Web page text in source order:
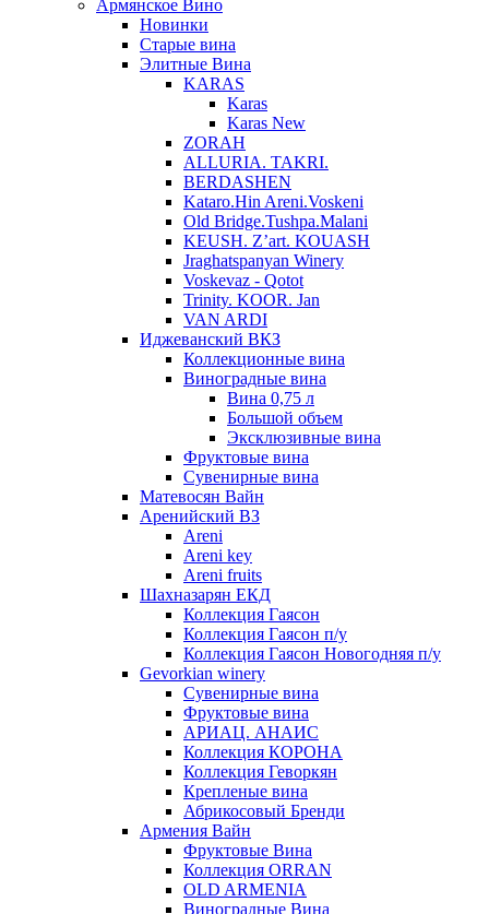
Армянское Вино
Новинки
Старые вина
Элитные Вина
KARAS
Karas
Karas New
ZORAH
ALLURIA. TAKRI.
BERDASHEN
Kataro.Hin Areni.Voskeni
Old Bridge.Tushpa.Malani
KEUSH. Z’art. KOUASH
Jraghatspanyan Winery
Voskevaz - Qotot
Trinity. KOOR. Jan
VAN ARDI
Иджеванский ВКЗ
Коллекционные вина
Виноградные вина
Вина 0,75 л
Большой объем
Эксклюзивные вина
Фруктовые вина
Cувенирные вина
Матевосян Вайн
Аренийский ВЗ
Areni
Areni key
Areni fruits
Шахназарян ЕКД
Коллекция Гаясон
Коллекция Гаясон п/у
Коллекция Гаясон Новогодняя п/у
Gevorkian winery
Сувенирные вина
Фруктовые вина
АРИАЦ. АНАИС
Коллекция КОРОНА
Коллекция Геворкян
Крепленые вина
Абрикосовый Бренди
Армения Вайн
Фруктовые Вина
Коллекция ORRAN
OLD ARMENIA
Виноградные Вина